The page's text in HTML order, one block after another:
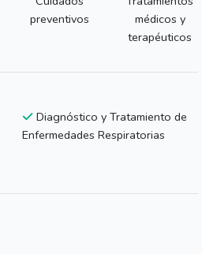
preventivos
médicos y
terapéuticos
Diagnóstico y Tratamiento de
Enfermedades Respiratorias